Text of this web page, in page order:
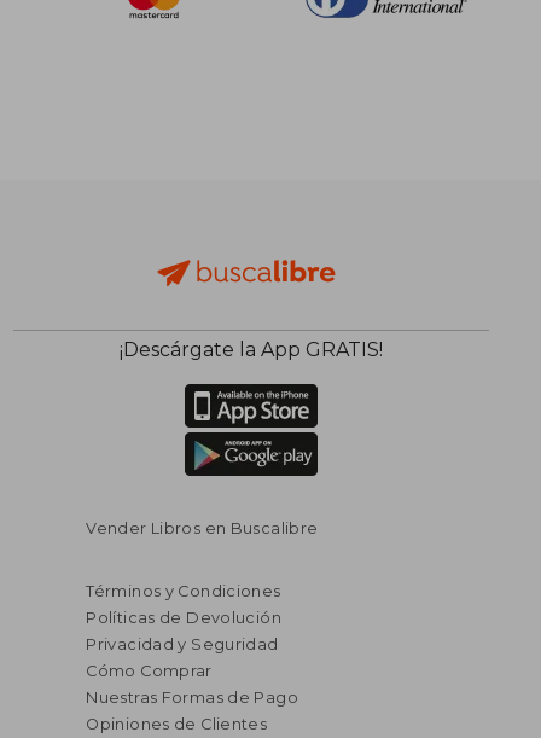
¡Descárgate la App GRATIS!
Vender Libros en Buscalibre
Términos y Condiciones
Políticas de Devolución
Privacidad y Seguridad
Cómo Comprar
Nuestras Formas de Pago
Opiniones de Clientes